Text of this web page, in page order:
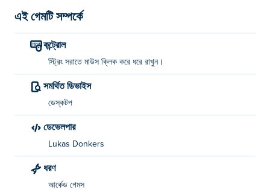
এই গেমটি সম্পর্কে
কন্ট্রোল
স্ট্রিং সরাতে মাউস ক্লিক করে ধরে রাখুন।
সমর্থিত ডিভাইস
ডেস্কটপ
ডেভেলপার
Lukas Donkers
ধরণ
আর্কেড গেমস